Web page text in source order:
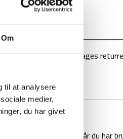
Om
til at analysere
medier,
du har givet
kr 100 dages
FAQ
klipses på din bog, når du har